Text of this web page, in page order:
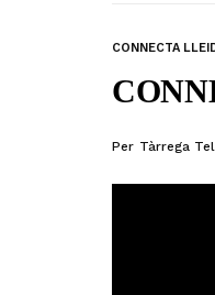
CONNECTA
Per Tàrrega